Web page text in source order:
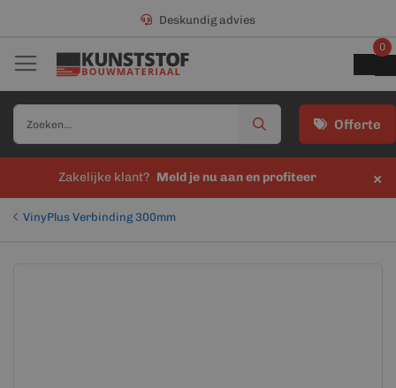
Deskundig advies
Offerte
0
Zakelijke klant? Meld je nu aan en profiteer ×
VinyPlus Verbinding 300mm